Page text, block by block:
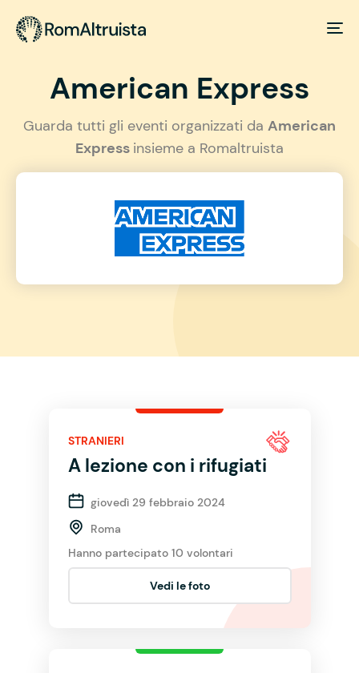
American Express
Guarda tutti gli eventi organizzati da American
Express insieme a Romaltruista
STRANIERI
A lezione con i rifugiati
giovedì 29 febbraio 2024
Roma
Hanno partecipato 10 volontari
Vedi le foto